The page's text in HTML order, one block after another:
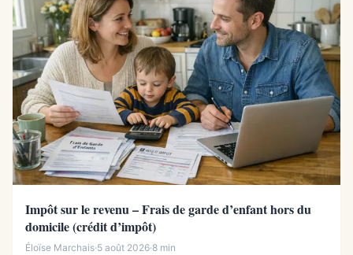
Impôt sur le revenu – Frais de garde d’enfant hors du
domicile (crédit d’impôt)
Éloïse Marchais·5 août 2026·8 min